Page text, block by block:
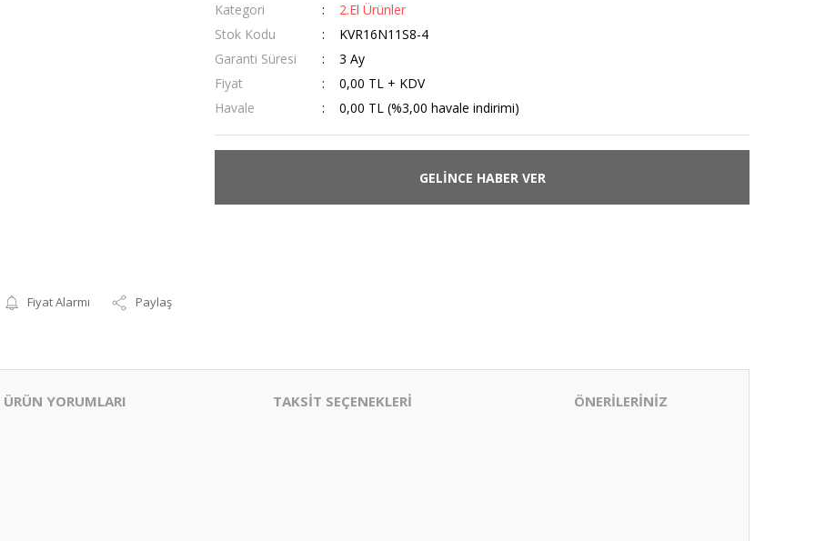
Fiyat Alarmı Paylaş
Kategori
2.El Ürünler
Stok Kodu
KVR16N11S8-4
Garanti Süresi
3 Ay
Fiyat
0,00 TL + KDV
Havale
0,00 TL (%3,00 havale indirimi)
GELİNCE HABER VER
ÜRÜN YORUMLARI TAKSİT SEÇENEKLERİ ÖNERİLERİNİZ